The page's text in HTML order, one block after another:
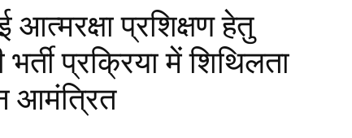
आत्मरक्षा प्रशिक्षण हेतु
प्रक्रिया में शिथिलता
आमंत्रित